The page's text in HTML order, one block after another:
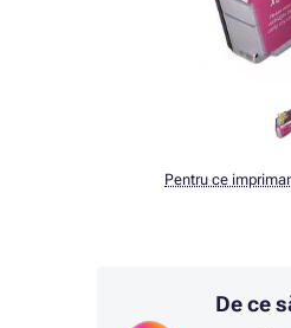
Pentru ce
De ce